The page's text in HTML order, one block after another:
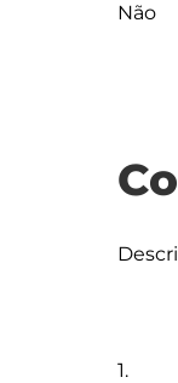
Não
1.